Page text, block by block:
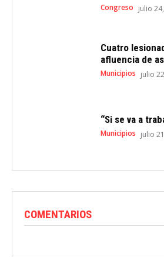
Congreso julio
Cuatro
afluencia de
Municipios julio
“Si se va a
Municipios julio
COMENTARIOS